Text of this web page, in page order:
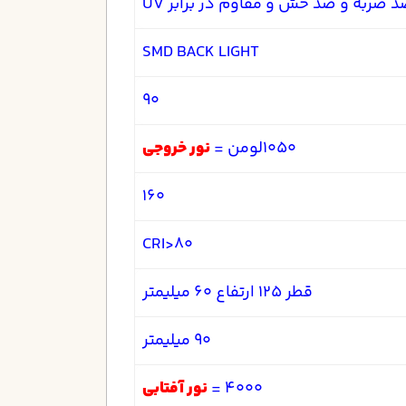
SMD BACK LIGHT
90
1050لومن =
نور خروجی
160
CRI>80
قطر 125 ارتفاع 60 میلیمتر
90 میلیمتر
4000 =
نور آفتابی